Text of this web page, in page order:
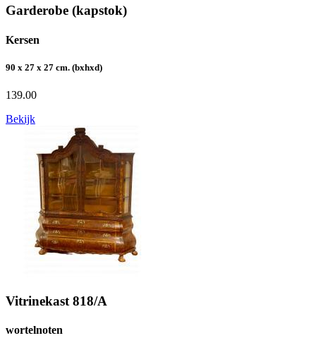
Garderobe (kapstok)
Kersen
90 x 27 x 27 cm. (bxhxd)
139.00
Bekijk
Vitrinekast 818/A
wortelnoten